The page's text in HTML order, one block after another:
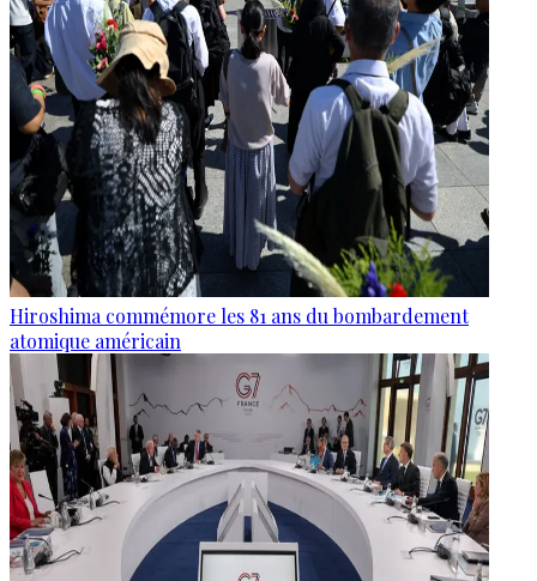
Hiroshima commémore les 81 ans du bombardement
atomique américain